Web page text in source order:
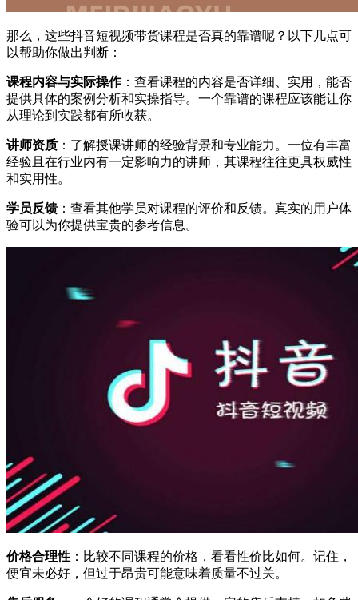
那么，这些抖音短视频带货课程是否真的靠谱呢？以下几点可
以帮助你做出判断：
课程内容与实际操作：查看课程的内容是否详细、实用，能否
提供具体的案例分析和实操指导。一个靠谱的课程应该能让你
从理论到实践都有所收获。
讲师资质 ：了解授课讲师的经验背景和专业能力。一位有丰富
经验且在行业内有一定影响力的讲师，其课程往往更具权威性
和实用性。
学员反馈 ：查看其他学员对课程的评价和反馈。真实的用户体
验可以为你提供宝贵的参考信息。
价格合理性 ：比较不同课程的价格，看看性价比如何。记住，
便宜未必好，但过于昂贵可能意味着质量不过关。